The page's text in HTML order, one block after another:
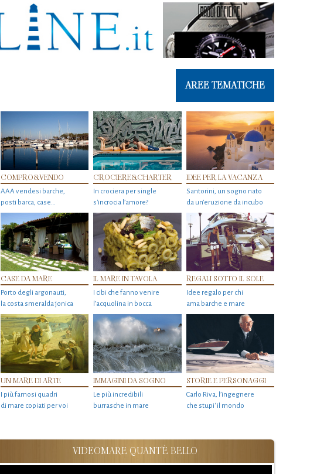
AREE TEMATICHE
COMPRO&VENDO
AAA vendesi barche,
posti barca, case…
CROCIERE&CHARTER
In crociera per single
s'incrocia l’amore?
IDEE PER LA VACANZA
Santorini, un sogno nato
da un’eruzione da incubo
CASE DA MARE
Porto degli argonauti,
la costa smeralda jonica
IL MARE IN TAVOLA
I cibi che fanno venire
l’acquolina in bocca
REGALI SOTTO IL SOLE
Idee regalo per chi
ama barche e mare
UN MARE DI ARTE
I più famosi quadri
di mare copiati per voi
IMMAGINI DA SOGNO
Le più incredibili
burrasche in mare
STORIE E PERSONAGGI
Carlo Riva, l’ingegnere
che stupi' il mondo
VIDEOMARE QUANT'È BELLO